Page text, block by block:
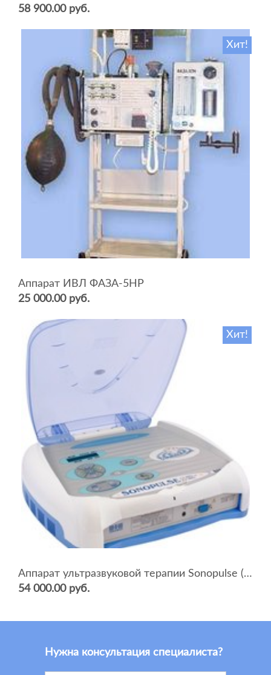
58 900.00 руб.
Хит!
Аппарат ИВЛ ФАЗА-5НР
25 000.00 руб.
Хит!
Аппарат ультразвуковой терапии Sonopulse (мультичастотный 1 и 3 Мгц)
54 000.00 руб.
Нужна консультация специалиста?